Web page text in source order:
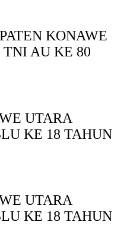
KONAWE
AU KE 80
UTARA
KE 18 TAHUN
UTARA
KE 18 TAHUN